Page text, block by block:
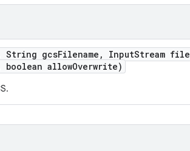
String gcsFilename , InputStream file
boolean allowOverwrite)